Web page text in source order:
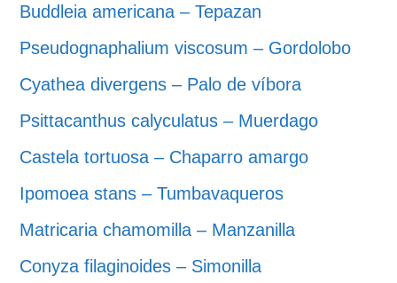
Buddleia americana – Tepazan
Pseudognaphalium viscosum – Gordolobo
Cyathea divergens – Palo de víbora
Psittacanthus calyculatus – Muerdago
Castela tortuosa – Chaparro amargo
Ipomoea stans – Tumbavaqueros
Matricaria chamomilla – Manzanilla
Conyza filaginoides – Simonilla